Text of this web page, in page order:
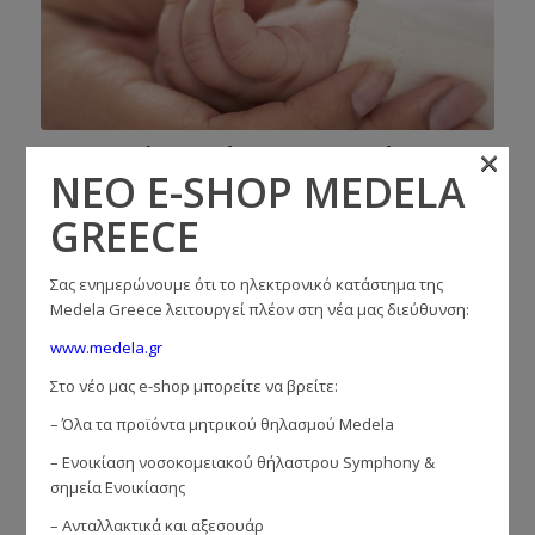
Θηλασμός και άντληση κατά τη
διάρκεια της νόσησης από Covid-19
σεΠροκλήσεις
τα μωρά και τα προστατεύει από τις ασθένειες. Το μητρικό
γάλα των μητέρων που έχουν προσβληθεί από Covid-19 δεν
περιέχει στελέχη σε ενεργή μορφή, αλλά περιέχει
οφέλη του θηλασμού υπερτερούν των πιθανών κινδύνων
που σχετίζονται με την COVID-19. […]
Διαβάστε περισσότερα
ΝΕΟ E-SHOP MEDELA
GREECE
Σας ενημερώνουμε ότι το ηλεκτρονικό κατάστημα της
Medela Greece λειτουργεί πλέον στη νέα μας διεύθυνση:
www.medela.gr
Στο νέο μας e-shop μπορείτε να βρείτε:
– Όλα τα προϊόντα μητρικού θηλασμού Medela
– Ενοικίαση νοσοκομειακού θήλαστρου Symphony &
σημεία Ενοικίασης
– Ανταλλακτικά και αξεσουάρ
×